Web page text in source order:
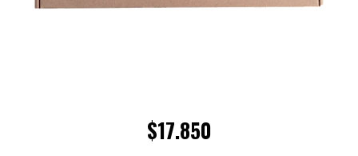
$17.850